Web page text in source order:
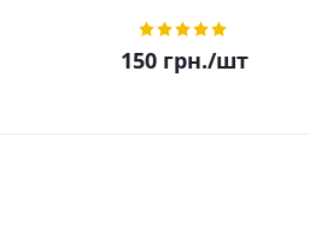
150грн./шт